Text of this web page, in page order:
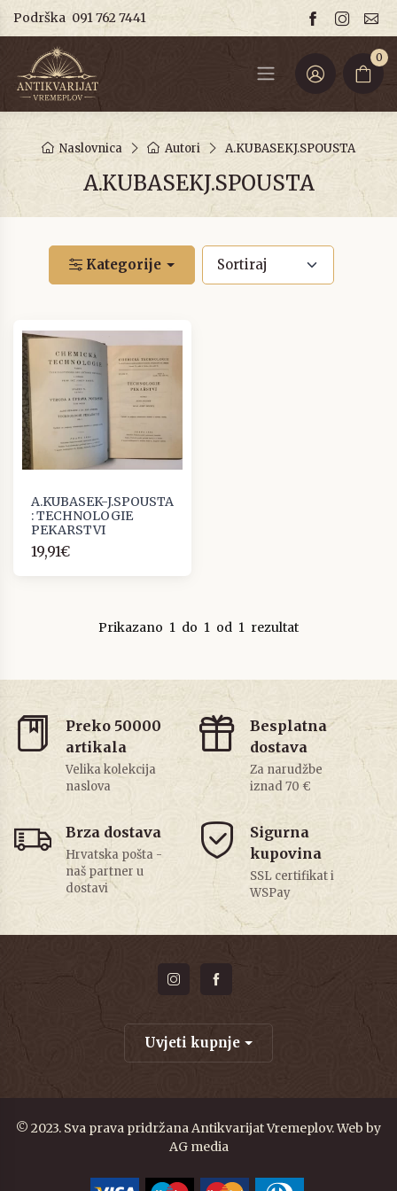
Podrška 091 762 7441
0
Naslovnica Autori A.KUBASEKJ.SPOUSTA
A.KUBASEKJ.SPOUSTA
Kategorije
A.KUBASEK-J.SPOUSTA
: TECHNOLOGIE
PEKARSTVI
19,91€
Prikazano 1 do 1 od 1 rezultat
Preko 50000
artikala
Velika kolekcija
naslova
Besplatna
dostava
Za narudžbe
iznad 70 €
Brza dostava
Hrvatska pošta -
naš partner u
dostavi
Sigurna
kupovina
SSL certifikat i
WSPay
Uvjeti kupnje
© 2023. Sva prava pridržana Antikvarijat Vremeplov. Web by
AG media